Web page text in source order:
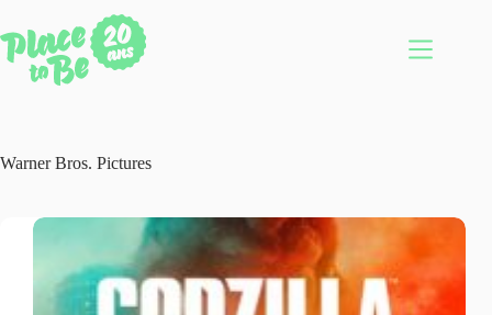
au
contenu
Warner Bros. Pictures